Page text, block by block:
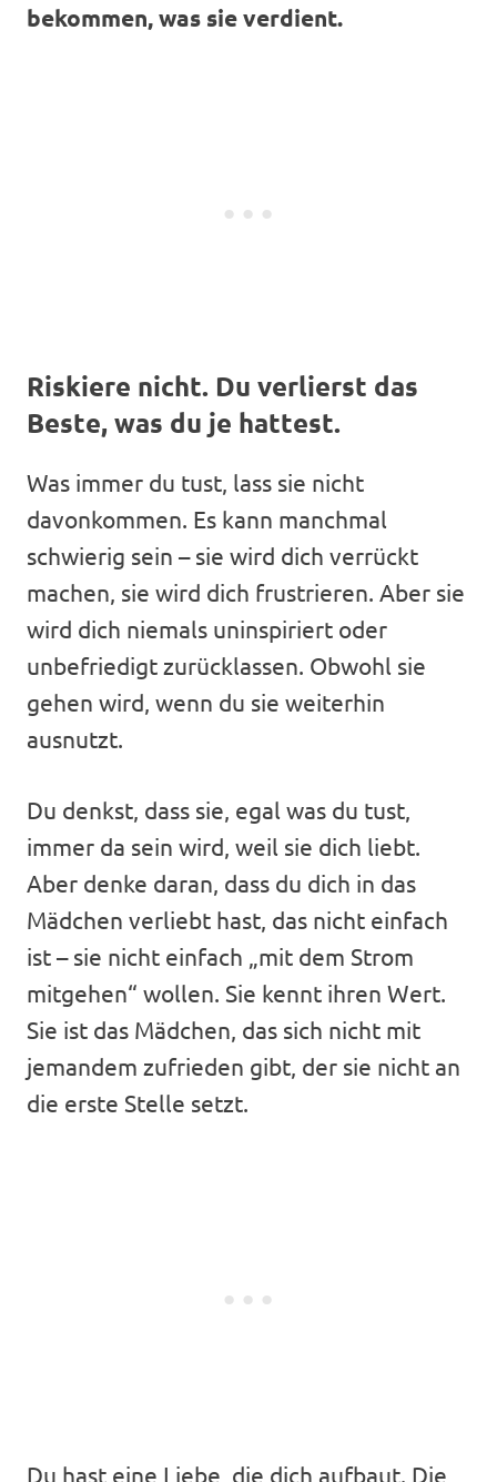
bekommen, was sie verdient.
Riskiere nicht. Du verlierst das
Beste, was du je hattest.
Was immer du tust, lass sie nicht
davonkommen. Es kann manchmal
schwierig sein – sie wird dich verrückt
machen, sie wird dich frustrieren. Aber sie
wird dich niemals uninspiriert oder
unbefriedigt zurücklassen. Obwohl sie
gehen wird, wenn du sie weiterhin
ausnutzt.
Du denkst, dass sie, egal was du tust,
immer da sein wird, weil sie dich liebt.
Aber denke daran, dass du dich in das
Mädchen verliebt hast, das nicht einfach
ist – sie nicht einfach „mit dem Strom
mitgehen“ wollen. Sie kennt ihren Wert.
Sie ist das Mädchen, das sich nicht mit
jemandem zufrieden gibt, der sie nicht an
die erste Stelle setzt.
Du hast eine Liebe, die dich aufbaut. Die